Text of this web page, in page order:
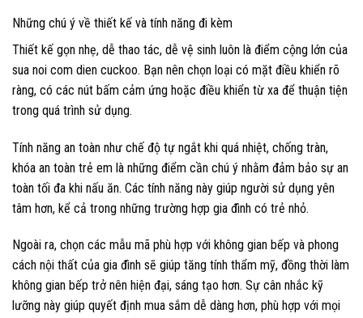
Những chú ý về thiết kế và tính năng đi kèm
Thiết kế gọn nhẹ, dễ thao tác, dễ vệ sinh luôn là điểm cộng lớn của
sua noi com dien cuckoo. Bạn nên chọn loại có mặt điều khiển rõ
ràng, có các nút bấm cảm ứng hoặc điều khiển từ xa để thuận tiện
trong quá trình sử dụng.
Tính năng an toàn như chế độ tự ngắt khi quá nhiệt, chống tràn,
khóa an toàn trẻ em là những điểm cần chú ý nhằm đảm bảo sự an
toàn tối đa khi nấu ăn. Các tính năng này giúp người sử dụng yên
tâm hơn, kể cả trong những trường hợp gia đình có trẻ nhỏ.
Ngoài ra, chọn các mẫu mã phù hợp với không gian bếp và phong
cách nội thất của gia đình sẽ giúp tăng tính thẩm mỹ, đồng thời làm
không gian bếp trở nên hiện đại, sáng tạo hơn. Sự cân nhắc kỹ
lưỡng này giúp quyết định mua sắm dễ dàng hơn, phù hợp với mọi